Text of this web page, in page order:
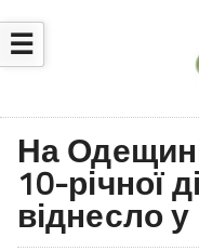
☰
На
10-річної
віднесло